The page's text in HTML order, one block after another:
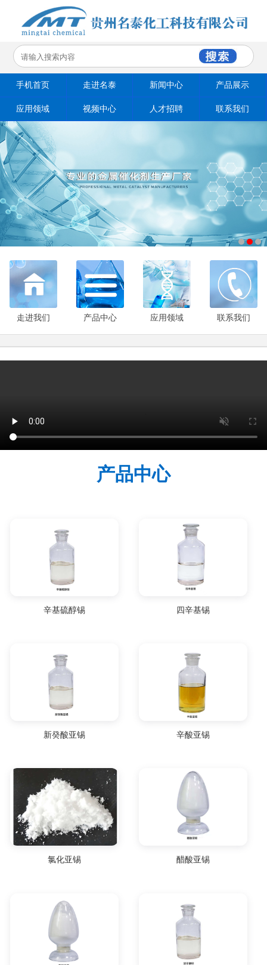
手机首页 走进名泰 新闻中心 产品展示
应用领域 视频中心 人才招聘 联系我们
走进我们 产品中心 应用领域 联系我们
产品中心
辛基硫醇锡 四辛基锡
新癸酸亚锡 辛酸亚锡
氯化亚锡 醋酸亚锡